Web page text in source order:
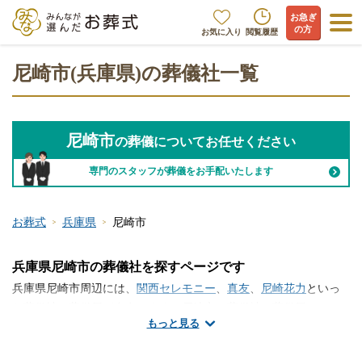
お気に入り 閲覧履歴
お急ぎ
の方
尼崎市(兵庫県)の葬儀社一覧
尼崎市の葬儀についてお任せください
専門のスタッフが葬儀をお手配いたします
お葬式 兵庫県 尼崎市
もっと見る
兵庫県尼崎市の葬儀社を探すページです
兵庫県尼崎市周辺には、 関西セレモニー、 真友、 尼崎花力 といっ
情報をお探しですか？火葬のみ、一日葬、家族葬、一般的なお葬